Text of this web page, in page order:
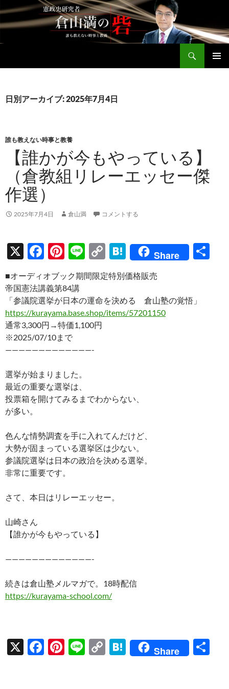
テ
ン
へ
ッ
日別アーカイブ: 2025年7月4日
誰も教えない時事と教養
【誰かが今もやっている】
（倉教組リレーエッセー傑
作選）
2025年7月4日 倉山満 コメントする
X
F
ac
e
b
o
o
k
Pi
nt
er
es
t
Li
n
e
C
o
p
y
Li
H
at
e
n
a
Share
■オーディオブック期間限定特別価格販売
帝国憲法講義第84講
「参議院選挙が日本の運命を決める 倉山塾の覚悟」
https://kurayama.base.shop/items/57201150
通常3,300円→特価1,100円
※2025/07/10まで
—————————————-
選挙が始まりました。
最近の重要な選挙は、
投票箱を開けてみるまでわからない、
が多い。
色んな情勢調査を手に入れてんだけど、
大勢が固まっている選挙区は少ない。
参議院選挙は日本の政治を決める選挙。
非常に重要です。
さて、本日はリレーエッセー。
山崎さん
【誰かが今もやっている】
—————————————-
続きは倉山塾メルマガで。18時配信
https://kurayama-school.com/
X
F
Pi Li
C
H
Share